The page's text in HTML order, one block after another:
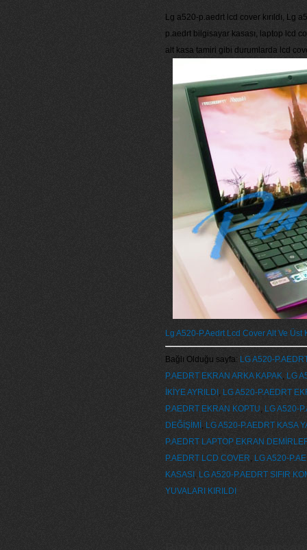
Lg a520-p.aedrt lcd cover kırıldı, Lg
p.aedrt bilgisayar kasası, laptop lcd
alt kasa tamiri gibi durumlarda lcd
Lg A520-P.Aedrt Lcd Cover Alt Ve Üst
Bağlı Olduğu sayfa: LG A520-
P.AEDRT EKRAN ARKA KAPAK, LG
İKİYE AYRILDI , LG A520-P.AEDRT
P.AEDRT EKRAN KOPTU, LG A520-
DEĞİŞİMİ , LG A520-P.AEDRT KASA
P.AEDRT LAPTOP EKRAN
P.AEDRT LCD COVER, LG A520-
KASASI , LG A520-P.AEDRT SIFIR
YUVALARI KIRILDI